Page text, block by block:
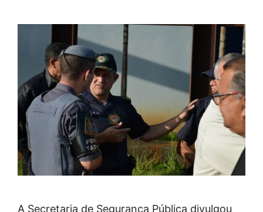
A Secretaria de Segurança Pública divulgou